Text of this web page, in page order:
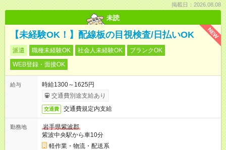
掲載日：2026.08.08
未読
NEW
【未経験OK！】配線板の目視検査/日払いOK
派遣 職種未経験OK 社会人未経験OK
ブランクOK
WEB登録・面接OK
給与
時給1300～1625円
交通費別途支給あり
交通費 交通費規定内支給
勤務地
岩手県紫波郡
紫波中央駅から車10分
軽作業・物流・配送系